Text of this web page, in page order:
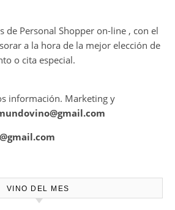
de Personal Shopper on-line , con el
a la hora de la mejor elección de
o cita especial.
información. Marketing y
VINO DEL MES